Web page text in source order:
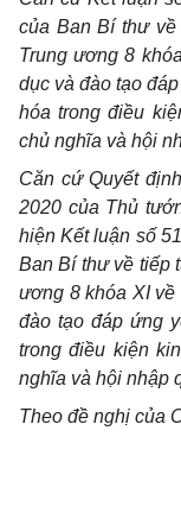
của Ban Bí thư
Trung ương 8
dục và đào tạo
hóa trong điều
chủ nghĩa và hội
Căn cứ Quyết
2020 của Thủ tư
hiện Kết luận số 51
Ban Bíthư về tiếp
ương 8 khóa XI về
đào tạo đáp ứng
trong điều kiện
nghĩa và hội nhập
Theo đề nghị của